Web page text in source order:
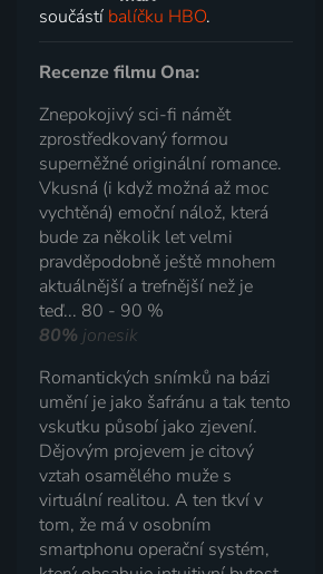
součástí balíčku HBO.
Recenze filmu Ona:
Znepokojivý sci-fi námět
zprostředkovaný formou
superněžné originální romance.
Vkusná (i když možná až moc
vychtěná) emoční nálož, která
bude za několik let velmi
pravděpodobně ještě mnohem
aktuálnější a trefnější než je
teď... 80 - 90 %
80% jonesik
Romantických snímků na bázi
umění je jako šafránu a tak tento
vskutku působí jako zjevení.
Dějovým projevem je citový
vztah osamělého muže s
virtuální realitou. A ten tkví v
tom, že má v osobním
smartphonu operační systém,